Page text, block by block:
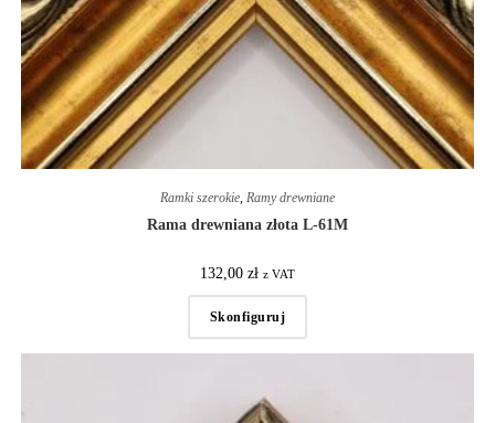
Ramki szerokie, Ramy drewniane
Rama drewniana złota L-61M
132,00 zł z VAT
Skonfiguruj